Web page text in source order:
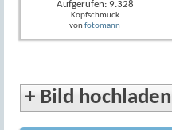
Aufgerufen: 9.328
Kopfschmuck
von fotomann
+ Bild hochladen